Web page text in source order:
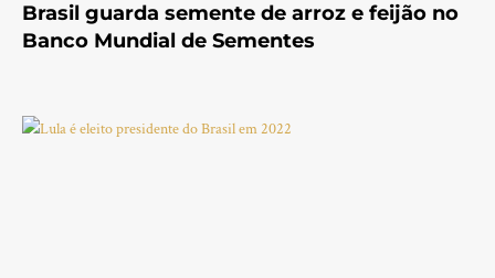
Brasil guarda semente de arroz e feijão no
Banco Mundial de Sementes